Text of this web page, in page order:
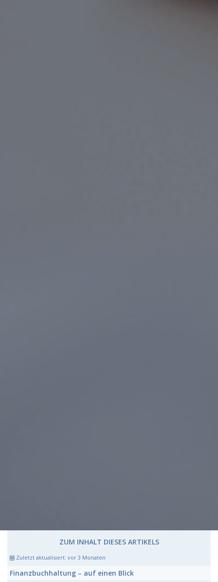
ZUM INHALT DIESES ARTIKELS
Zuletzt aktualisiert: vor 3 Monaten
Finanzbuchhaltung – auf einen Blick